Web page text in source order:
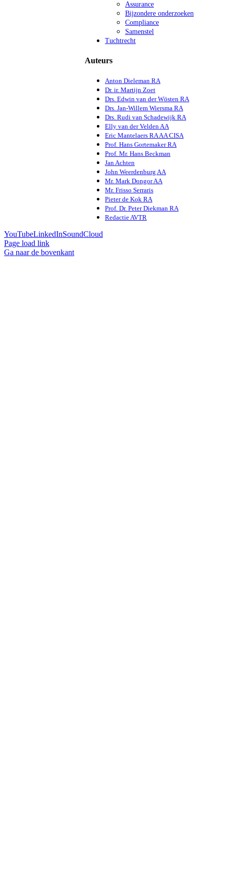
Assurance
Bijzondere onderzoeken
Compliance
Samenstel
Tuchtrecht
Auteurs
Anton Dieleman RA
Dr. ir. Martijn Zoet
Drs. Edwin van der Wösten RA
Drs. Jan-Willem Wiersma RA
Drs. Rudi van Schadewijk RA
Elly van der Velden AA
Eric Mantelaers RA AA CISA
Prof. Hans Gortemaker RA
Prof. Mr. Hans Beckman
Jan Achten
John Weerdenburg AA
Mr. Mark Dongor AA
Mr. Frisso Serraris
Pieter de Kok RA
Prof. Dr. Peter Diekman RA
Redactie AVTR
YouTubeLinkedInSoundCloud
Page load link
Ga naar de bovenkant